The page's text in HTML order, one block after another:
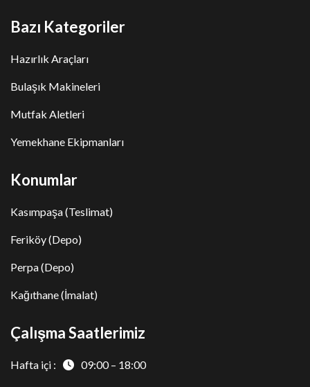
Bazı Kategoriler
Hazırlık Araçları
Bulaşık Makineleri
Mutfak Aletleri
Yemekhane Ekipmanları
Konumlar
Kasımpaşa (Teslimat)
Feriköy (Depo)
Perpa (Depo)
Kağıthane (İmalat)
Çalışma Saatlerimiz
Hafta içi : 09:00 – 18:00